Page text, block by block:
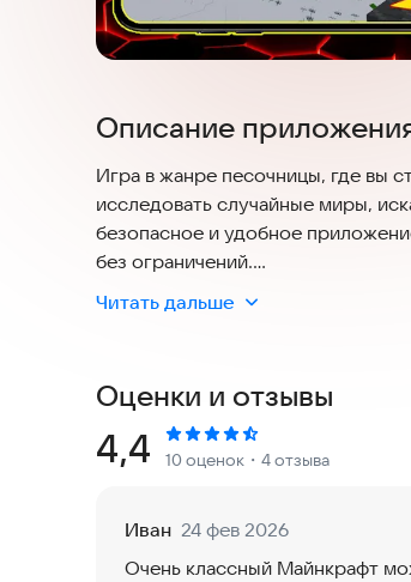
Описание
Игра в жанре песочницы, где вы
исследовать случайные миры,
безопасное и удобное
без ограничений.
Игроки имеют широкие
Попробуйте установить игру и
Читать дальше
Оценки и отзывы
Рейтинг:
4,4 10 оценок ・4 отзыва
Иван 24 фев 2026
Очень классный Майнкрафт